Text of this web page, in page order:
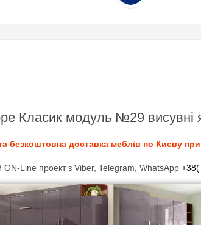
Класик модуль №29 висувні
безкоштовна доставка меблів по Києву
Line проект з Viber, Telegram, WhatsApp